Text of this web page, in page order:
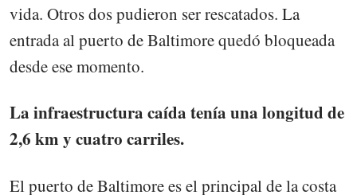
vida. Otros dos pudieron ser rescatados. La
entrada al puerto de Baltimore quedó bloqueada
desde ese momento.
La infraestructura caída tenía una longitud de
2,6 km y cuatro carriles.
El puerto de Baltimore es el principal de la costa